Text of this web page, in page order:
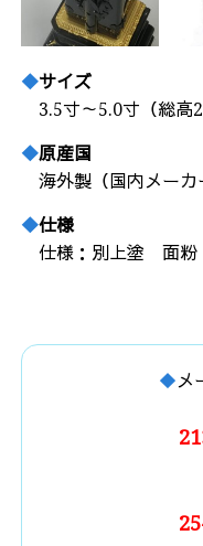
サイズ
3.5寸～5.0寸（総高
原産国
海外製（国内メーカ
仕様
仕様：別上塗 面粉
メ